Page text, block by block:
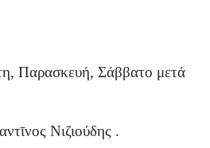
Παρασκευή, Σάββατο μετά
Νιζιούδης .